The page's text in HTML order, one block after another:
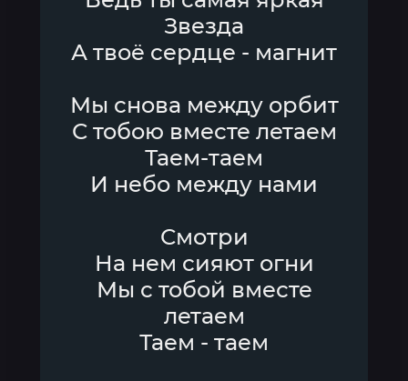
Звезда
А твоё сердце - магнит
Мы снова между орбит
С тобою вместе летаем
Таем-таем
И небо между нами
Смотри
На нем сияют огни
Мы с тобой вместе
летаем
Таем - таем